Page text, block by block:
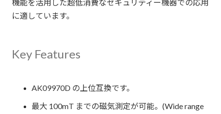
機能を活用した超低消費なセキュリティー機器での応用
に適しています。
Key Features
AK09970D の上位互換です。
最大 100mT までの磁気測定が可能。(Wide range